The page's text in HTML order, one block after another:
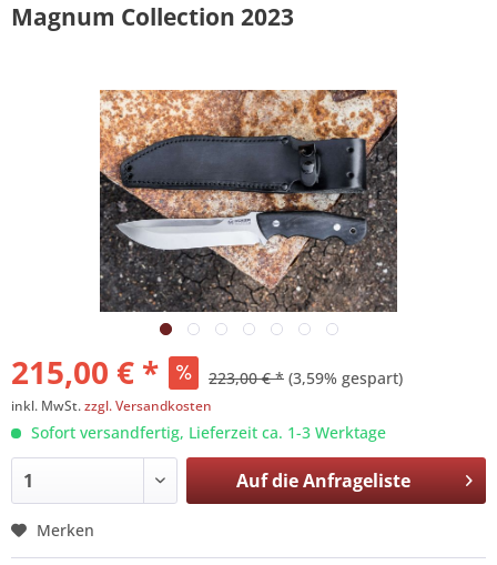
Magnum Collection 2023
215,00 € * 223,00 € * (3,59% gespart)
inkl. MwSt.zzgl. Versandkosten
Sofort versandfertig, Lieferzeit ca. 1-3 Werktage
Auf dieAnfrageliste
Merken